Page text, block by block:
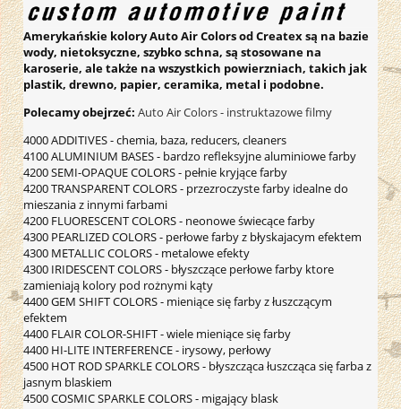
Amerykańskie kolory Auto Air Colors od Createx są na bazie
wody, nietoksyczne, szybko schna, są stosowane na
karoserie, ale także na wszystkich powierzniach, takich jak
plastik, drewno, papier, ceramika, metal i podobne.
Polecamy obejrzeć: Auto Air Colors - instruktazowe filmy
4000 ADDITIVES - chemia, baza, reducers, cleaners
4100 ALUMINIUM BASES - bardzo refleksyjne aluminiowe farby
4200 SEMI-OPAQUE COLORS - pełnie kryjące farby
4200 TRANSPARENT COLORS - przezroczyste farby idealne do
mieszania z innymi farbami
4200 FLUORESCENT COLORS - neonowe świecące farby
4300 PEARLIZED COLORS - perłowe farby z błyskajacym efektem
4300 METALLIC COLORS - metalowe efekty
4300 IRIDESCENT COLORS - błyszczące perłowe farby ktore
zamieniają kolory pod rożnymi kąty
4400 GEM SHIFT COLORS - mieniące się farby z łuszczącym
efektem
4400 FLAIR COLOR-SHIFT - wiele mieniące się farby
4400 HI-LITE INTERFERENCE - irysowy, perłowy
4500 HOT ROD SPARKLE COLORS - błyszcząca łuszcząca się farba z
jasnym blaskiem
4500 COSMIC SPARKLE COLORS - migający blask